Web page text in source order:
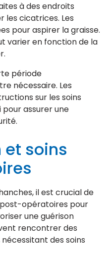
à des endroits
les cicatrices. Les
pour aspirer la graisse.
varier en fonction de la
période
nécessaire. Les
sur les soins
assurer une
et soins
il est crucial de
opératoires pour
une guérison
rencontrer des
des soins